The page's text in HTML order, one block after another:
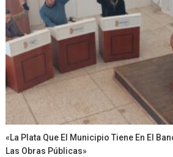
«La Plata Que El Municipio Tiene En El
Las Obras Públicas»